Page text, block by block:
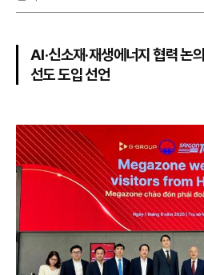
AI·신소재·재생에너지 협력 논
선도 도입 선언